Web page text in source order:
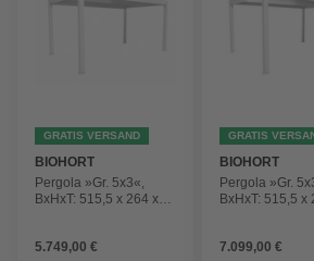
GRATIS VERSAND
BIOHORT
Pergola »Gr. 5x3«,
BxHxT: 515,5 x 264 x
5.749,00 €
GRATIS
BIOHORT
Pergola »Gr.
BxHxT: 515,5 x
7.099,00 €